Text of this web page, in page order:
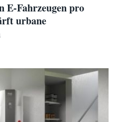
E-Fahrzeugen pro
urbane